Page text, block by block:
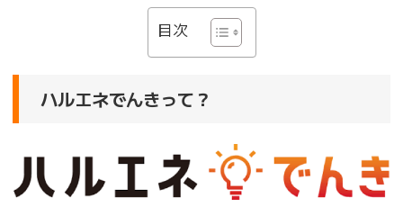
目次
ハルエネでんきって？